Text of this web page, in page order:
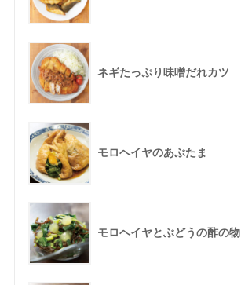
ネギたっぷり味噌だれカツ
モロヘイヤのあぶたま
モロヘイヤとぶどうの酢の物